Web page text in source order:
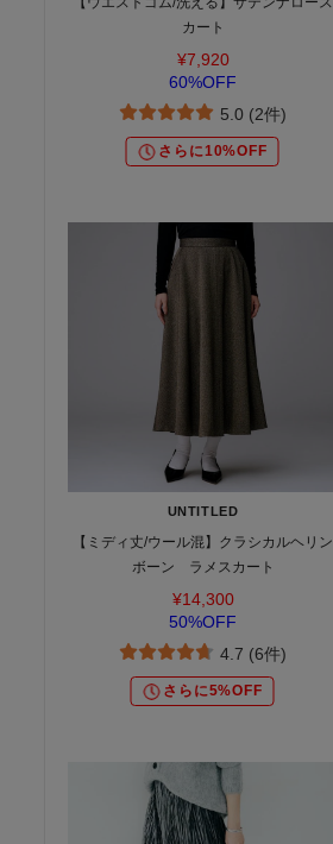
カート
¥7,920
60%OFF
5.0 (2件)
さらに10%OFF
UNTITLED
【ミディ丈/ウール混】クラシカルヘリン
ボーン ラメスカート
¥14,300
50%OFF
4.7 (6件)
さらに5%OFF